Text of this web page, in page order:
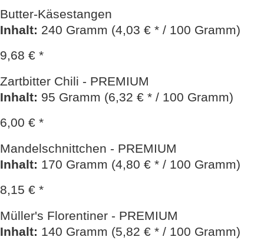
Butter-Käsestangen
Inhalt: 240 Gramm (4,03 € * / 100 Gramm)
9,68 € *
Zartbitter Chili - PREMIUM
Inhalt: 95 Gramm (6,32 € * / 100 Gramm)
6,00 € *
Mandelschnittchen - PREMIUM
Inhalt: 170 Gramm (4,80 € * / 100 Gramm)
8,15 € *
Müller's Florentiner - PREMIUM
Inhalt: 140 Gramm (5,82 € * / 100 Gramm)